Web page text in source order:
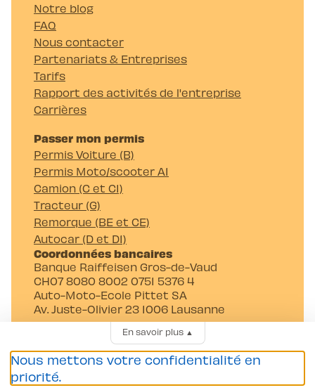
Notre blog
FAQ
Nous contacter
Partenariats & Entreprises
Tarifs
Rapport des activités de l'entreprise
Carrières
Passer mon permis
Permis Voiture (B)
Permis Moto/scooter A1
Camion (C et C1)
Tracteur (G)
Remorque (BE et CE)
Autocar (D et D1)
Coordonnées bancaires
Banque Raiffeisen Gros-de-Vaud
CH07 8080 8002 0751 5376 4
Auto-Moto-Ecole Pittet SA
Av. Juste-Olivier 23 1006 Lausanne
En savoir plus▲
Nous mettons votre confidentialité en
priorité.